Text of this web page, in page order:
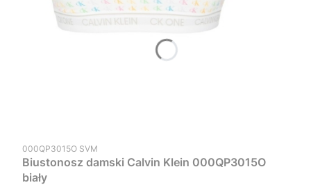
Kod produktu
000QP3015O SVM
Biustonosz damski Calvin Klein 000QP3015O
biały